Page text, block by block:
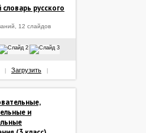
русского
12 слайдов
Загрузить
и